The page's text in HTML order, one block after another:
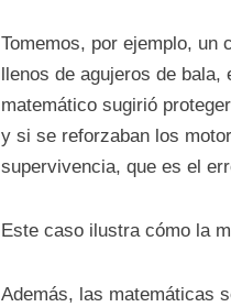
Tomemos, por ejemplo, un
llenos de agujeros de
matemático sugirió
y si se reforzaban los
supervivencia, que es el
Este caso ilustra cómo la
Además, las matemáticas